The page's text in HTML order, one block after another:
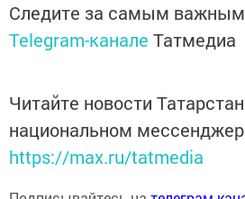
Следите за самым
Telegram-канале Татмедиа
Читайте новости
национальном
https://max.ru/tatmedia